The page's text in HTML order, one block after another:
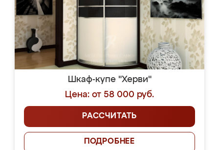
Шкаф-купе "Херви"
Цена: от 58 000 руб.
РАССЧИТАТЬ
ПОДРОБНЕЕ